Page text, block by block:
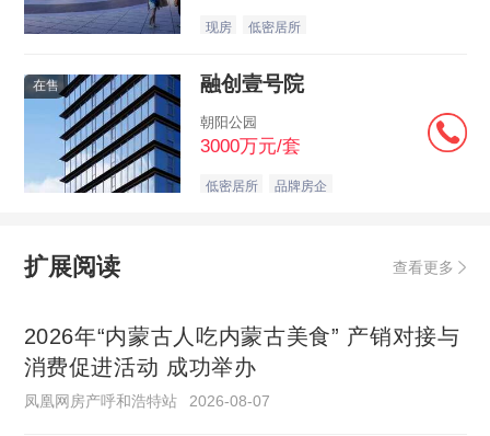
现房 低密居所
在售 融创壹号院
朝阳公园
3000万元/套
低密居所 品牌房企
扩展阅读 查看更多
2026年“内蒙古人吃内蒙古美食” 产销对接与
消费促进活动 成功举办
凤凰网房产呼和浩特站 2026-08-07